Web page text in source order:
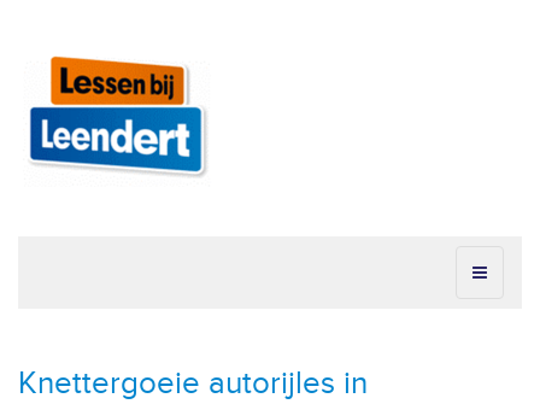
Knettergoeie autorijles in